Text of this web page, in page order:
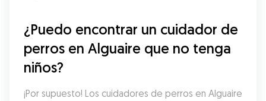
¿Puedo encontrar un cuidador de
perros en Alguaire que no tenga
niños?
¡Por supuesto! Los cuidadores de perros en Alguaire